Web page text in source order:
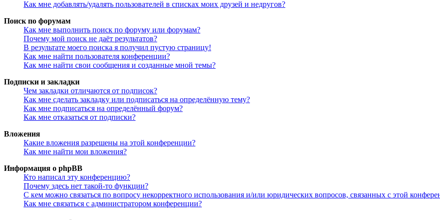
Как мне добавлять/удалять пользователей в списках моих друзей и недругов?
Поиск по форумам
Как мне выполнить поиск по форуму или форумам?
Почему мой поиск не даёт результатов?
В результате моего поиска я получил пустую страницу!
Как мне найти пользователя конференции?
Как мне найти свои сообщения и созданные мной темы?
Подписки и закладки
Чем закладки отличаются от подписок?
Как мне сделать закладку или подписаться на определённую тему?
Как мне подписаться на определённый форум?
Как мне отказаться от подписки?
Вложения
Какие вложения разрешены на этой конференции?
Как мне найти мои вложения?
Информация о phpBB
Кто написал эту конференцию?
Почему здесь нет такой-то функции?
С кем можно связаться по вопросу некорректного использования и/или юридических вопросов, связанных с этой
Как мне связаться с администратором конференции?